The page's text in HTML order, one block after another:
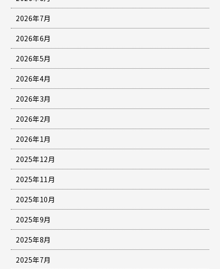
2026年7月
2026年6月
2026年5月
2026年4月
2026年3月
2026年2月
2026年1月
2025年12月
2025年11月
2025年10月
2025年9月
2025年8月
2025年7月